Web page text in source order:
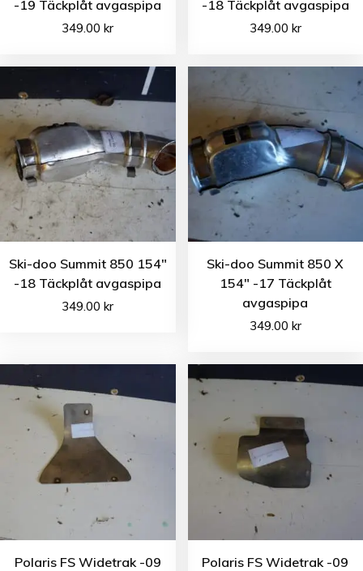
-19 Täckplåt avgaspipa
349.00kr
-18 Täckplåt avgaspipa
349.00 kr
Ski-doo Summit 850 154″
-18 Täckplåt avgaspipa
349.00kr
Ski-doo Summit 850 X
154″ -17 Täckplåt
avgaspipa
349.00 kr
Polaris FS Widetrak -09
Polaris FS Widetrak -09